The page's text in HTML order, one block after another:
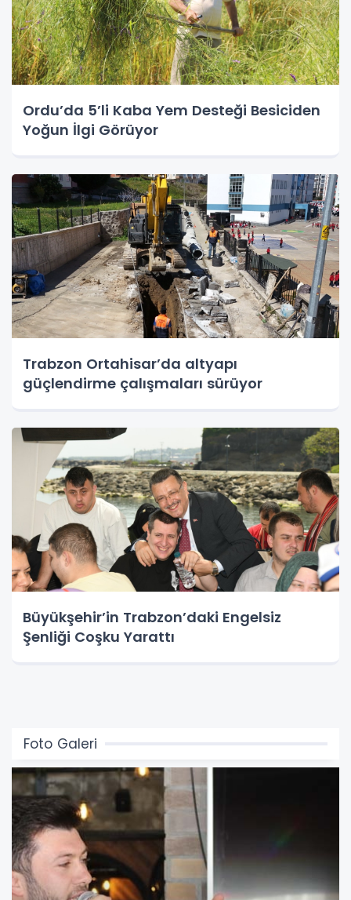
Ordu’da 5’li Kaba Yem Desteği Besiciden
Yoğun İlgi Görüyor
Trabzon Ortahisar’da altyapı
güçlendirme çalışmaları sürüyor
Büyükşehir’in Trabzon’daki Engelsiz
Şenliği Coşku Yarattı
Foto Galeri